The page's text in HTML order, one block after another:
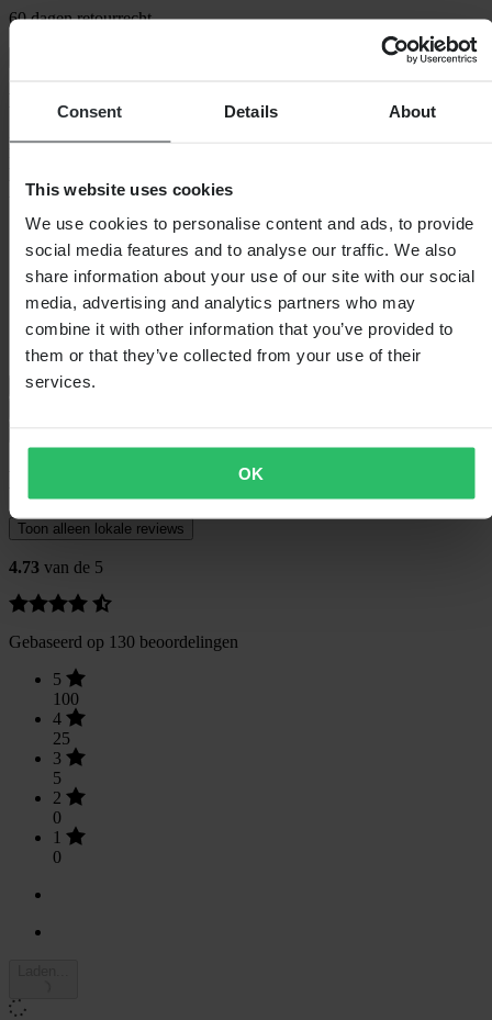
Consent Details About
This website uses cookies
We use cookies to personalise content and ads, to provide
social media features and to analyse our traffic. We also
share information about your use of our site with our social
media, advertising and analytics partners who may
combine it with other information that you’ve provided to
them or that they’ve collected from your use of their
services.
OK
60 dagen retourrecht
Beschrijving
Het Proworks-vorkondersteuningssysteem bespaart uw vork tegen
voorband en de voorste bescherming, waardoor de motor stabiel
Specificaties
Verpakkingsgewicht249
Verpakkingslengte300
Hoogte Verpakking 70
Verpakkingsbreedte
235
Questions & Answers
Klantenbeoordelingen (130)
Toon alleen lokale reviews
4.73 van de 5
Gebaseerd op 130 beoordelingen
5
100
4
25
3
5
2
0
1
0